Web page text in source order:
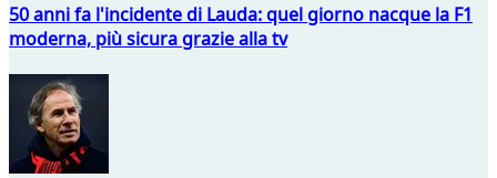
50 anni fa l'incidente di Lauda: quel giorno nacque la F1
moderna, più sicura grazie alla tv